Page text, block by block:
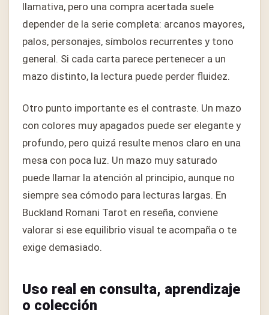
llamativa, pero una compra acertada suele
depender de la serie completa: arcanos mayores,
palos, personajes, símbolos recurrentes y tono
general. Si cada carta parece pertenecer a un
mazo distinto, la lectura puede perder fluidez.
Otro punto importante es el contraste. Un mazo
con colores muy apagados puede ser elegante y
profundo, pero quizá resulte menos claro en una
mesa con poca luz. Un mazo muy saturado
puede llamar la atención al principio, aunque no
siempre sea cómodo para lecturas largas. En
Buckland Romani Tarot en reseña, conviene
valorar si ese equilibrio visual te acompaña o te
exige demasiado.
Uso real en consulta, aprendizaje
o colección